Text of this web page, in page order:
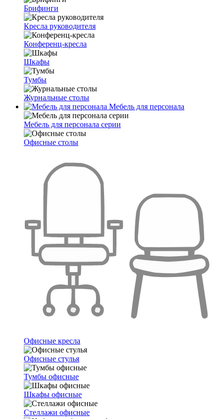
Брифинги
Кресла руководителя
Конференц-кресла
Шкафы
Тумбы
Журнальные столы
Мебель для персонала
Мебель для персонала серии
Офисные столы
Офисные кресла
Офисные стулья
Тумбы офисные
Шкафы офисные
Стеллажи офисные